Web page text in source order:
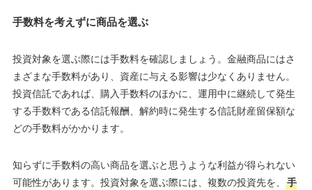
手数料を考えずに商品を選ぶ
投資対象を選ぶ際には手数料を確認しましょう。金融商品にはさ
まざまな手数料があり、資産に与える影響は少なくありません。
投資信託であれば、購入手数料のほかに、運用中に継続して発生
する手数料である信託報酬、解約時に発生する信託財産留保額な
どの手数料がかかります。
知らずに手数料の高い商品を選ぶと思うような利益が得られない
可能性があります。投資対象を選ぶ際には、複数の投資先を、
手